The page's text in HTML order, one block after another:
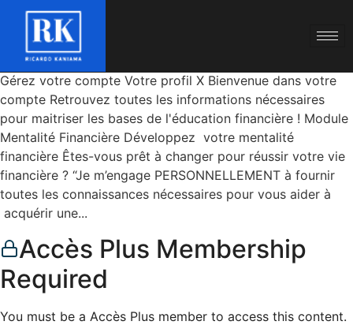
Gérez votre compte Votre profil X Bienvenue dans votre
compte Retrouvez toutes les informations nécessaires
pour maitriser les bases de l'éducation financière ! Module
Mentalité Financière Développez votre mentalité
financière Êtes-vous prêt à changer pour réussir votre vie
financière ? “Je m’engage PERSONNELLEMENT à fournir
toutes les connaissances nécessaires pour vous aider à
acquérir une...
Accès Plus Membership
Required
You must be a Accès Plus member to access this content.